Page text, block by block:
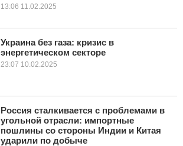
13:06 11.02.2025
Украина без газа: кризис в
энергетическом секторе
23:07 10.02.2025
Россия сталкивается с проблемами в
угольной отрасли: импортные
пошлины со стороны Индии и Китая
ударили по добыче